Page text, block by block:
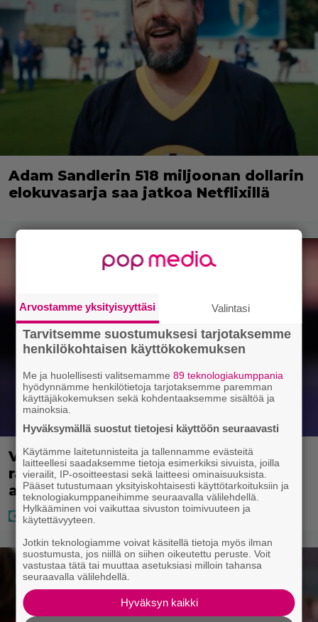
Adam Sandlerin 518 miljoonan dollarin
elokuvasarja saa jatkoa Netflixillä
Vappu Pimiä sai huonoa palvelua
ravintolassa – pettyi siellä kahteen
asiaan
Arvostamme yksityisyyttäsi Valintasi
Tarvitsemme suostumuksesi tarjotaksemme
henkilökohtaisen käyttökokemuksen
Me ja huolellisesti valitsemamme89 teknologiakumppania
hyödynnämme henkilötietoja tarjotaksemme paremman
käyttäjäkokemuksen sekä kohdentaaksemme sisältöä ja
mainoksia.
Hyväksymällä suostut tietojesi käyttöön seuraavasti
Käytämme laitetunnisteita ja tallennamme evästeitä
laitteellesi saadaksemme tietoja esimerkiksi sivuista, joilla
vierailit, IP-osoitteestasi sekä laitteesi ominaisuuksista.
Pääset tutustumaan yksityiskohtaisesti käyttötarkoituksiin ja
teknologiakumppaneihimme seuraavalla välilehdellä.
Hylkääminen voi vaikuttaa sivuston toimivuuteen ja
käytettävyyteen.
Jotkin teknologiamme voivat käsitellä tietoja myös ilman
suostumusta, jos niillä on siihen oikeutettu peruste. Voit
vastustaa tätä tai muuttaa asetuksiasi milloin tahansa
seuraavalla välilehdellä.
Hyväksyn kaikki